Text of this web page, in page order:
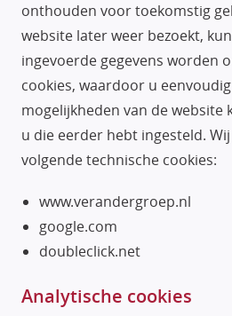
onthouden voor toekomstig
website later weer bezoekt,
ingevoerde gegevens worden
cookies, waardoor u
mogelijkheden van de website
u die eerder hebt ingesteld.
volgende technische cookies:
www.verandergroep.nl
google.com
doubleclick.net
Analytische cookies